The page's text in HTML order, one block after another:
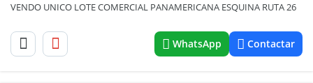
VENDO UNICO LOTE COMERCIAL PANAMERICANA ESQUINA RUTA 26
WhatsApp Contactar